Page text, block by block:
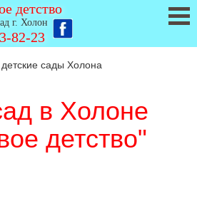
детство
г. Холон
82-23
детские сады Холона
в Холоне
детство"